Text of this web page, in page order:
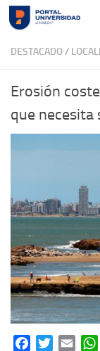
Skip to content
DESTACADO/
Erosión
que necesita
FacebookTwitterEmail